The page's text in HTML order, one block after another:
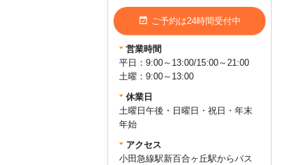
event_available ご予約は24時間受付中
営業時間
平日：9:00～13:00/15:00～21:00
土曜：9:00～13:00
休業日
土曜日午後・日曜日・祝日・年末
年始
アクセス
小田急線駅新百合ヶ丘駅からバス